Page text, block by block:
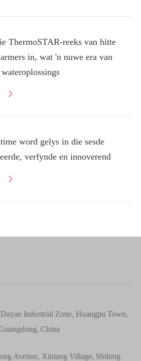
ThermoSTAR-reeks van hitte
in, wat 'n nuwe era van

word gelys in die sesde
verfynde en innoverend

Industrial Zone, Huangpu Town,
China
Avenue, Xintang Village, Shilong